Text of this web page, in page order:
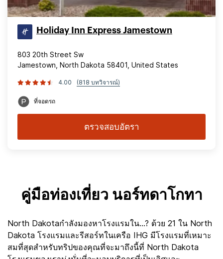
Holiday Inn Express Jamestown
803 20th Street Sw
Jamestown, North Dakota 58401, United States
4.00 (818 บทวิจารณ์)
ที่จอดรถ
ตรวจสอบอัตรา
คู่มือท่องเที่ยว นอร์ทดาโกทา
North Dakotaกำลังมองหาโรงแรมใน...? ด้วย 21 ใน North
Dakota โรงแรมและรีสอร์ทในเครือ IHG มีโรงแรมที่เหมาะ
สมที่สุดสำหรับทริปของคุณที่จะมาถึงนี้ที่ North Dakota